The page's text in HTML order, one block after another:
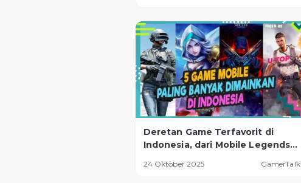
Deretan Game Terfavorit di
Indonesia, dari Mobile Legends
24 Oktober 2025 GamerTalk